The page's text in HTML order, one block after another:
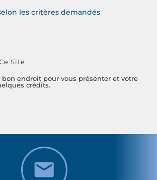
les critères demandés
Site
bon endroit pour vous présenter et votre
crédits.